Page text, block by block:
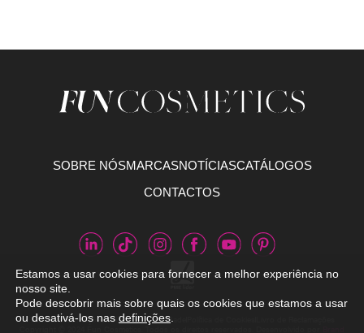
SOBRE NÓSMARCASNOTÍCIASCATÁLOGOS
CONTACTOS
Termos e CondiçõesPolítica de Privacidade
Estamos a usar cookies para fornecer a melhor experiência no
nosso site.
Pode descobrir mais sobre quais os cookies que estamos a usar
ou desativá-los nas definições